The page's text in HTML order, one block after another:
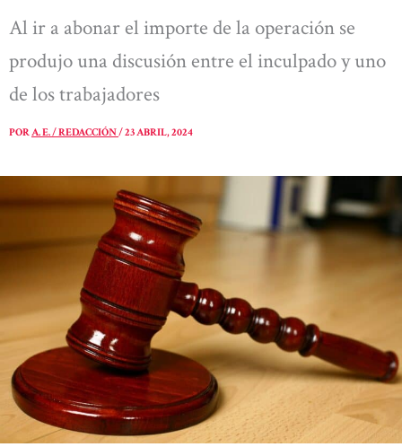
Al ir a abonar el importe de la operación se
produjo una discusión entre el inculpado y uno
de los trabajadores
PORA. E. / REDACCIÓN/23 ABRIL, 2024